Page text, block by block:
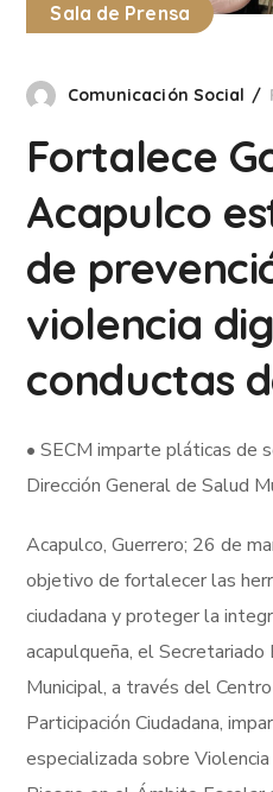
Sala de Prensa
Comunicación Social
Fortalece
Acapulco
de
violencia
conductas
• SECM imparte pláticas de
Dirección General de Salud
Acapulco, Guerrero; 26 de
objetivo de fortalecer las
ciudadana y proteger la
acapulqueña, el
Municipal, a través del
Participación Ciudadana,
especializada sobre